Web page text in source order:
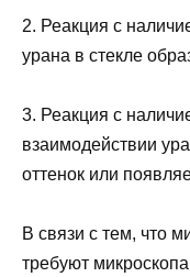
2. Реакция с
урана в стекле
3. Реакция с
взаимодействии
оттенок или
В связи с тем, что
требуют